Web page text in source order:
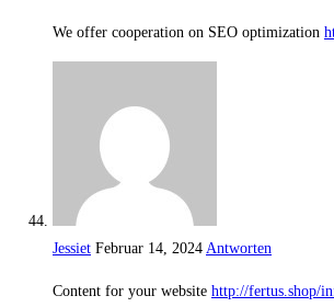
We offer cooperation on SEO optimization
Jessiet Februar 14, 2024 Antworten
Content for your website http://fertus.shop/